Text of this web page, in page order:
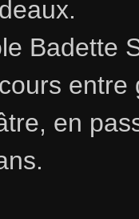
Badette
entre
en